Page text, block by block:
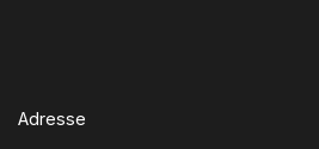
Adresse